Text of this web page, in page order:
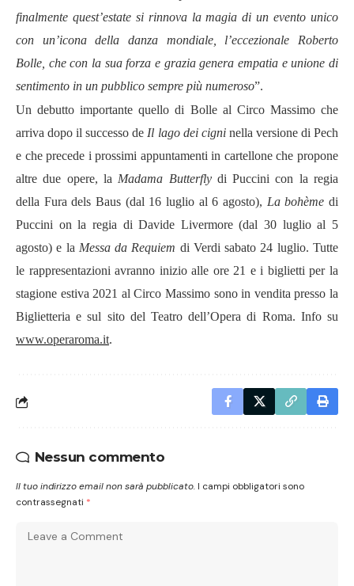
finalmente quest’estate si rinnova la magia di un evento unico
con un’icona della danza mondiale, l’eccezionale Roberto
Bolle, che con la sua forza e grazia genera empatia e unione di
sentimento in un pubblico sempre più numeroso”.
Un debutto importante quello di Bolle al Circo Massimo che
arriva dopo il successo de Il lago dei cigninella versione di Pech
e che precede i prossimi appuntamenti in cartellone che propone
altre due opere, la Madama Butterfly di Puccini con la regia
della Fura dels Baus (dal 16 luglio al 6 agosto), La bohème di
Puccini on la regia di Davide Livermore (dal 30 luglio al 5
agosto) e la Messa da Requiem di Verdi sabato 24 luglio. Tutte
le rappresentazioni avranno inizio alle ore 21 e i biglietti per la
stagione estiva 2021 al Circo Massimo sono in vendita presso la
Biglietteria e sul sito del Teatro dell’Opera di Roma. Info su
www.operaroma.it.
Nessun commento
Il tuo indirizzo email non sarà pubblicato. I campi obbligatori sono
contrassegnati *